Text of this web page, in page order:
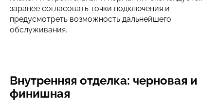
заранее согласовать точки подключения и
предусмотреть возможность дальнейшего
обслуживания.
Внутренняя отделка: черновая и
финишная